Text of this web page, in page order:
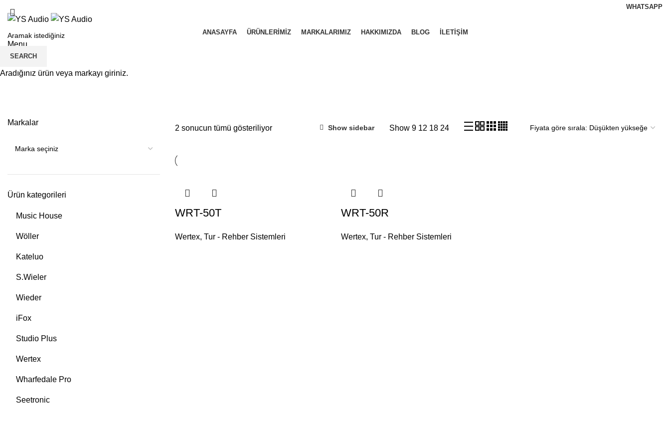
WHATSAPP
ANASAYFA ÜRÜNLERIMIZ MARKALARIMIZ HAKKIMIZDA BLOG İLETIŞIM
Menu
Markalar
Ürün kategorileri
Music House
Wöller
Kateluo
S.Wieler
Wieder
iFox
Studio Plus
Wertex
Wharfedale Pro
Seetronic
2 sonucun tümü gösteriliyor Show sidebar Show 9 12 18 24
WRT-50T
Wertex, Tur - Rehber Sistemleri
WRT-50R
Wertex, Tur - Rehber Sistemleri
SEARCH
Aradığınız ürün veya markayı giriniz.